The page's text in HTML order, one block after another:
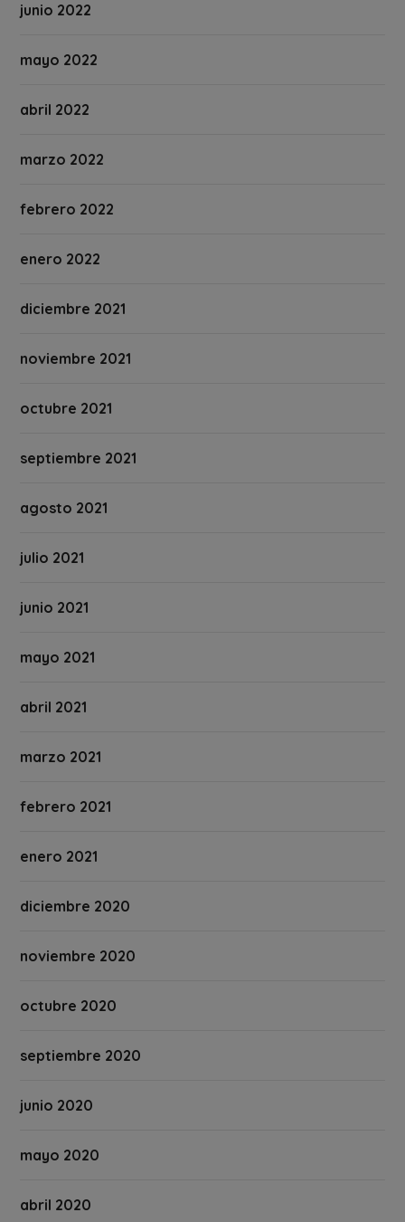
junio 2022
mayo 2022
abril 2022
marzo 2022
febrero 2022
enero 2022
diciembre 2021
noviembre 2021
octubre 2021
septiembre 2021
agosto 2021
julio 2021
junio 2021
mayo 2021
abril 2021
marzo 2021
febrero 2021
enero 2021
diciembre 2020
noviembre 2020
octubre 2020
septiembre 2020
junio 2020
mayo 2020
abril 2020